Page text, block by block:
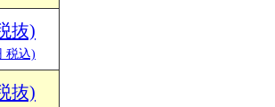
抜)
税込)
抜)